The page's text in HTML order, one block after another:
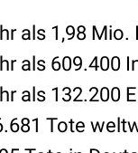
als 1,98
als 609.400
als 132.200
Tote